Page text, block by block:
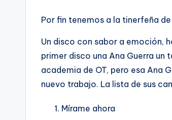
Por fin tenemos a la tinerfeña de
Un disco con sabor a emoción,
primer disco una Ana Guerra
academia de OT, pero esa Ana
nuevo trabajo. La lista de sus
Mírame ahora